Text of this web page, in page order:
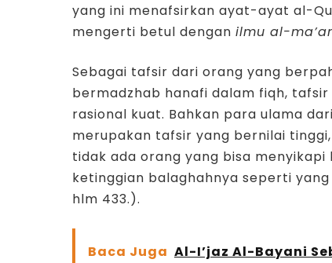
yang ini menafsirkan ayat-ayat al-
mengerti betul dengan ilmu al-
Sebagai tafsir dari orang yang
bermadzhab hanafi dalam fiqh,
rasional kuat. Bahkan para ulama
merupakan tafsir yang bernilai
tidak ada orang yang bisa menyikapi
ketinggian balaghahnya seperti
hlm 433.).
Baca Juga Al-I’jaz Al-Bayani